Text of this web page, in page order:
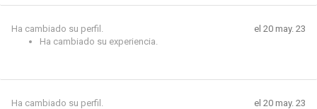
Ha cambiado su perfil.
Ha cambiado su experiencia.
el 20 may. 23
Ha cambiado su perfil.
el 20 may. 23